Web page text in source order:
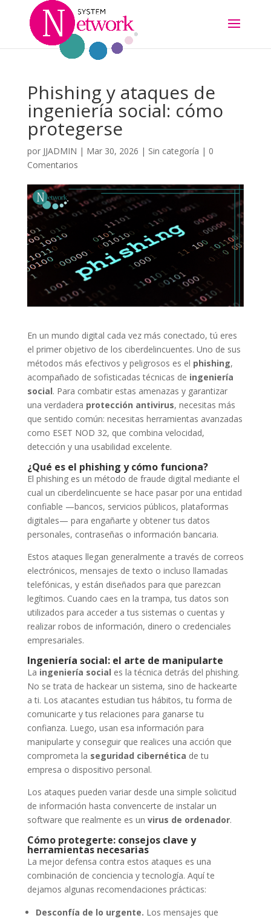
Phishing y ataques de
ingeniería social: cómo
protegerse
por JJADMIN | Mar 30, 2026 | Sin categoría | 0
Comentarios
En un mundo digital cada vez más conectado, tú eres
el primer objetivo de los ciberdelincuentes. Uno de sus
métodos más efectivos y peligrosos es el phishing,
acompañado de sofisticadas técnicas de ingeniería
social. Para combatir estas amenazas y garantizar
una verdadera protección antivirus, necesitas más
que sentido común: necesitas herramientas avanzadas
como ESET NOD 32, que combina velocidad,
detección y una usabilidad excelente.
¿Qué es el phishing y cómo funciona?
El phishing es un método de fraude digital mediante el
cual un ciberdelincuente se hace pasar por una entidad
confiable —bancos, servicios públicos, plataformas
digitales— para engañarte y obtener tus datos
personales, contraseñas o información bancaria.
Estos ataques llegan generalmente a través de correos
electrónicos, mensajes de texto o incluso llamadas
telefónicas, y están diseñados para que parezcan
legítimos. Cuando caes en la trampa, tus datos son
utilizados para acceder a tus sistemas o cuentas y
realizar robos de información, dinero o credenciales
empresariales.
Ingeniería social: el arte de manipularte
La ingeniería social es la técnica detrás del phishing.
No se trata de hackear un sistema, sino de hackearte
a ti. Los atacantes estudian tus hábitos, tu forma de
comunicarte y tus relaciones para ganarse tu
confianza. Luego, usan esa información para
manipularte y conseguir que realices una acción que
comprometa la seguridad cibernética de tu
empresa o dispositivo personal.
Los ataques pueden variar desde una simple solicitud
de información hasta convencerte de instalar un
software que realmente es un virus de ordenador.
Cómo protegerte: consejos clave y
herramientas necesarias
La mejor defensa contra estos ataques es una
combinación de conciencia y tecnología. Aquí te
dejamos algunas recomendaciones prácticas:
Desconfía de lo urgente. Los mensajes que